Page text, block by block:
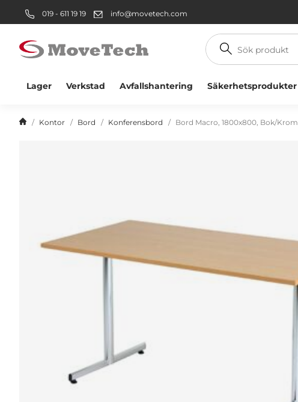
019 - 611 19 19 info@movetech.com
Sök
produkt
Lager Verkstad Avfallshantering Säkerhetsprodukter
Kontor Bord Konferensbord Bord Macro, 1800x800, Bok/Krom